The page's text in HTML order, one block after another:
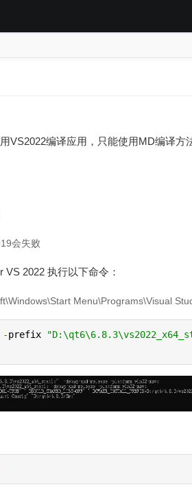
VS2022编译应用，只能使用MD编译
会失败
2022 执行以下命令：
Menu\Programs\Visual
-prefix